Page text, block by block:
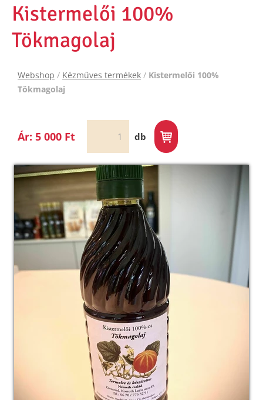
Kistermelői 100%
Tökmagolaj
Webshop / Kézműves termékek / Kistermelői 100%
Tökmagolaj
Ár: 5 000 Ft db